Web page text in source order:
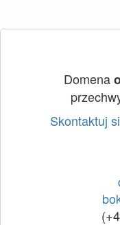
Domena
Skontaktuj